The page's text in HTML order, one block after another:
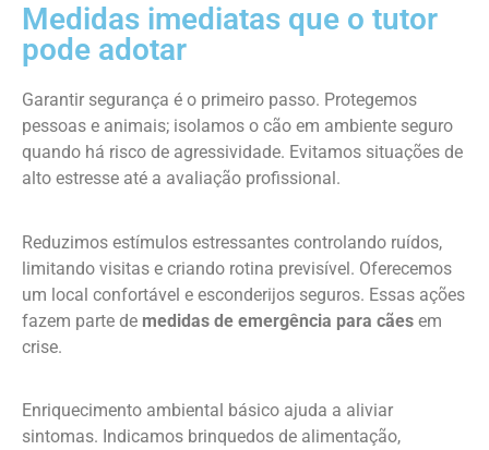
Medidas imediatas que o tutor
pode adotar
Garantir segurança é o primeiro passo. Protegemos
pessoas e animais; isolamos o cão em ambiente seguro
quando há risco de agressividade. Evitamos situações de
alto estresse até a avaliação profissional.
Reduzimos estímulos estressantes controlando ruídos,
limitando visitas e criando rotina previsível. Oferecemos
um local confortável e esconderijos seguros. Essas ações
fazem parte de medidas de emergência para cães em
crise.
Enriquecimento ambiental básico ajuda a aliviar
sintomas. Indicamos brinquedos de alimentação,